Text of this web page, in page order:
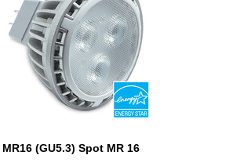
MR16 (GU5.3) Spot MR 16